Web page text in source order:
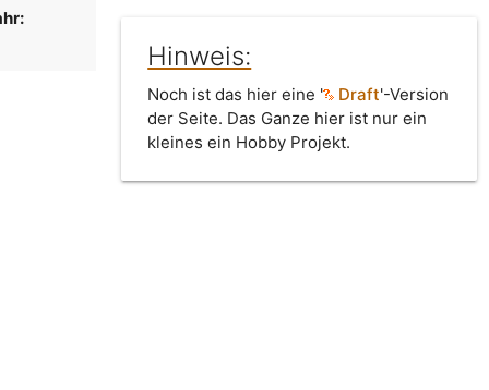
Hinweis:
Noch ist das hier eine ' Draft'-Version
der Seite. Das Ganze hier ist nur ein
kleines ein Hobby Projekt.